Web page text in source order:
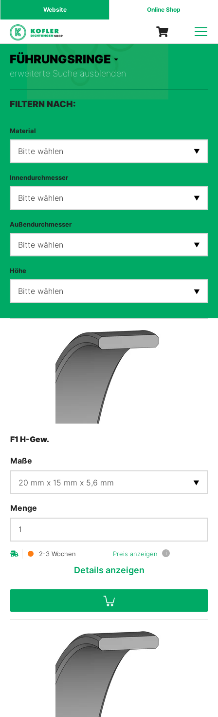
Website Online Shop
SHOP
FÜHRUNGSRINGE
erweiterte Suche ausblenden
FILTERN NACH:
Material
Bitte wählen
Innendurchmesser
Bitte wählen
Außendurchmesser
Bitte wählen
Höhe
Bitte wählen
F1 H-Gew.
Maße
Menge
Preis anzeigen i
2-3 Wochen
Details anzeigen